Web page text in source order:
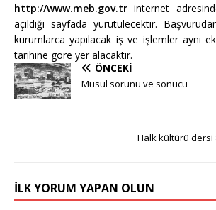
http://www.meb.gov.tr internet
açıldığı sayfada yürütülecektir.
kurumlarca yapılacak iş ve işlemler aynı
tarihine göre yer alacaktır.
ÖNCEKI
Musul sorunu ve sonucu
Halk kültürü dersi
İLK YORUM YAPAN OLUN